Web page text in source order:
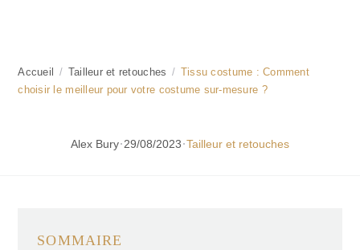
Accueil / Tailleur et retouches / Tissu costume : Comment
choisir le meilleur pour votre costume sur-mesure ?
Alex Bury·29/08/2023·Tailleur et retouches
SOMMAIRE